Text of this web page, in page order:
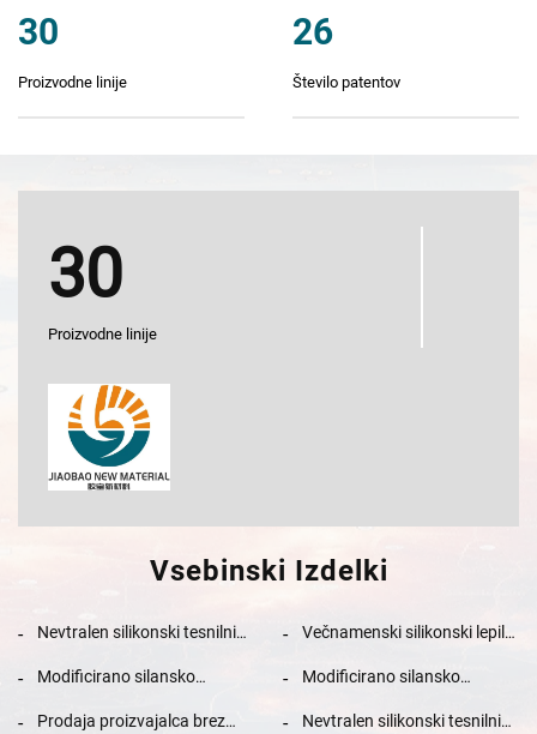
30
Proizvodne linije
26
Število patentov
30
Proizvodne linije
Vsebinski Izdelki
Nevtralen silikonski tesnilni
lesa in stekla
Večnamenski silikonski lepilo
lesenje, pakiranje, gradnjo,
Modificirano silansko
za lepila in tesnilne aplikacije
Modificirano silansko
visokozmogljivo lepilo in
Prodaja proizvajalca brez
Nevtralen silikonski tesnilni